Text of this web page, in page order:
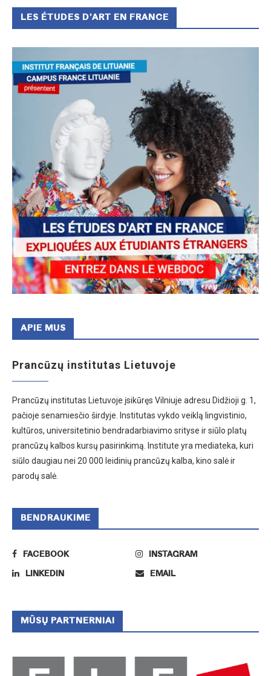
LES ÉTUDES D’ART EN FRANCE
APIE MUS
Prancūzų institutas Lietuvoje
Prancūzų institutas Lietuvoje įsikūręs Vilniuje adresu Didžioji g. 1,
pačioje senamiesčio širdyje. Institutas vykdo veiklą lingvistinio,
kultūros, universitetinio bendradarbiavimo srityse ir siūlo platų
prancūzų kalbos kursų pasirinkimą. Institute yra mediateka, kuri
siūlo daugiau nei 20 000 leidinių prancūzų kalba, kino salė ir
parodų salė.
BENDRAUKIME
FACEBOOK INSTAGRAM
LINKEDIN EMAIL
MŪSŲ PARTNERNIAI